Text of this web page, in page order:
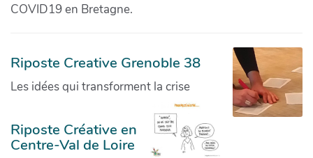
COVID19 en Bretagne.
Riposte Creative Grenoble 38
Les idées qui transforment la crise
Riposte Créative en
Centre-Val de Loire